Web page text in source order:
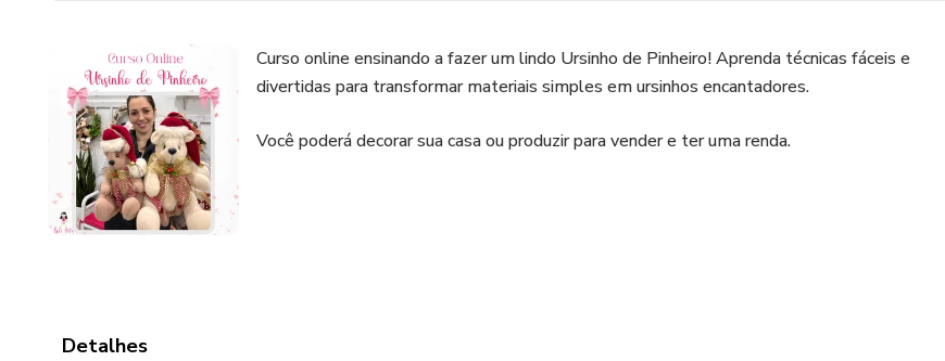
Curso online ensinando a fazer um lindo Ursinho de Pinheiro! Aprenda técnicas fáceis e
divertidas para transformar materiais simples em ursinhos encantadores.
Você poderá decorar sua casa ou produzir para vender e ter uma renda.
Detalhes